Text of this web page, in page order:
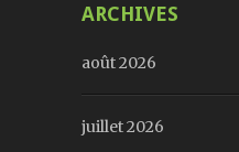
ARCHIVES
août 2026
juillet 2026